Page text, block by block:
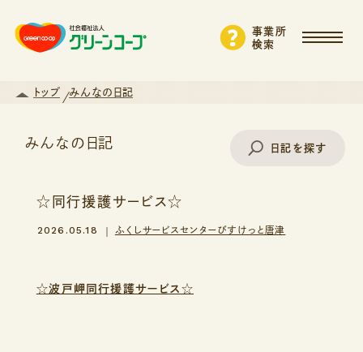
事業所
検索
トップ みんなの日記
みんなの日記 日記を探す
エリアから探す
☆同行援護サービス☆
2026.05.18 ふくしサービスセンターびすけっと唐津
☆波戸岬同行援護サービス☆